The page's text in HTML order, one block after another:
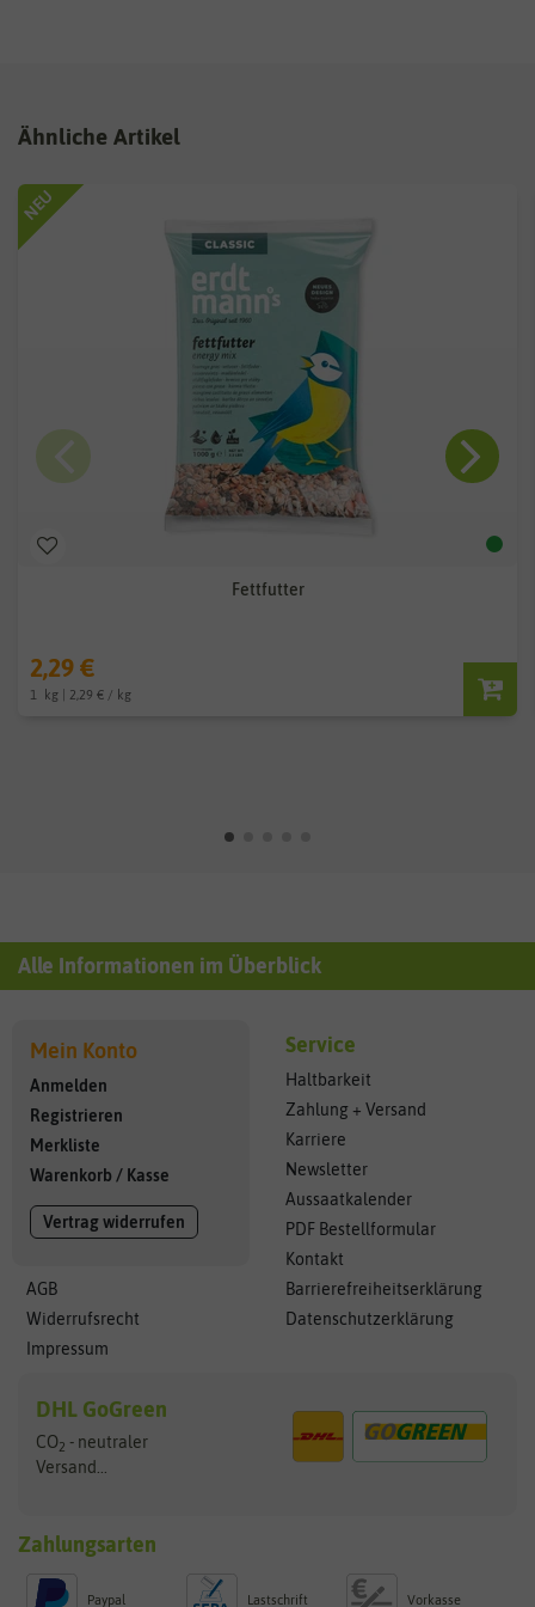
Ähnliche Artikel
NEU
Fettfutter
2,29 €
1 kg | 2,29 € / kg
Alle Informationen im Überblick
Mein Konto
Anmelden
Registrieren
Merkliste
Warenkorb / Kasse
Vertrag widerrufen
AGB
Widerrufsrecht
Impressum
Service
Haltbarkeit
Zahlung + Versand
Karriere
Newsletter
Aussaatkalender
PDF Bestellformular
Kontakt
Barrierefreiheitserklärung
Datenschutzerklärung
DHL GoGreen
CO2 - neutraler
Versand...
Zahlungsarten
Paypal Lastschrift Vorkasse